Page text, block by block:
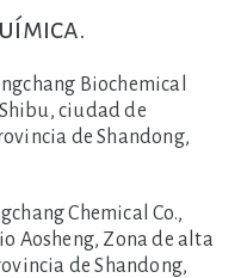
Biochemical
ciudad de
de Shandong,
Chemical Co.,
Aosheng, Zona de alta
de Shandong,